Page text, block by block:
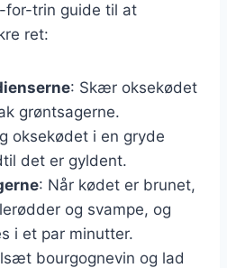
for-trin guide til at
ret:
: Skær oksekødet
grøntsagerne.
oksekødet i en gryde
det er gyldent.
: Når kødet er brunet,
og svampe, og
i et par minutter.
bourgognevin og lad